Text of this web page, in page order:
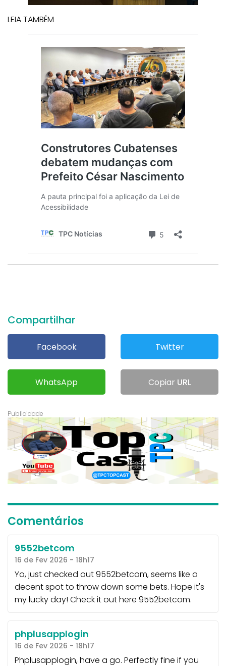
LEIA TAMBÉM
Compartilhar
Facebook Twitter
WhatsApp Copiar URL
Comentários
9552betcom
16 de Fev 2026 - 18h17
Yo, just checked out 9552betcom, seems like a
decent spot to throw down some bets. Hope it's
my lucky day! Check it out here 9552betcom.
phplusapplogin
16 de Fev 2026 - 18h17
Phplusapplogin, have a go. Perfectly fine if you